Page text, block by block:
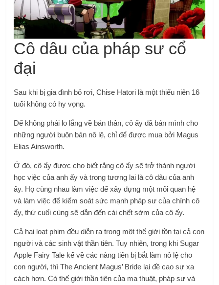
Cô dâu của pháp sư cổ
đại
Sau khi bị gia đình bỏ rơi, Chise Hatori là một thiếu niên 16
tuổi không có hy vọng.
Để không phải lo lắng về bản thân, cô ấy đã bán mình cho
những người buôn bán nô lệ, chỉ để được mua bởi Magus
Elias Ainsworth.
Ở đó, cô ấy được cho biết rằng cô ấy sẽ trở thành người
học việc của anh ấy và trong tương lai là cô dâu của anh
ấy. Họ cùng nhau làm việc để xây dựng một mối quan hệ
và làm việc để kiểm soát sức mạnh pháp sư của chính cô
ấy, thứ cuối cùng sẽ dẫn đến cái chết sớm của cô ấy.
Cả hai loạt phim đều diễn ra trong một thế giới tồn tại cả con
người và các sinh vật thần tiên. Tuy nhiên, trong khi Sugar
Apple Fairy Tale kể về các nàng tiên bị bắt làm nô lệ cho
con người, thì The Ancient Magus’ Bride lại đề cao sự xa
cách hơn. Có thế giới thần tiên của ma thuật, pháp sư và